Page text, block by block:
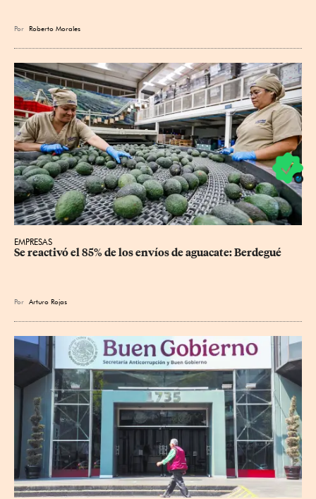
Por Roberto Morales
EMPRESAS
Se reactivó el 85% de los envíos de aguacate: Berdegué
Por Arturo Rojas